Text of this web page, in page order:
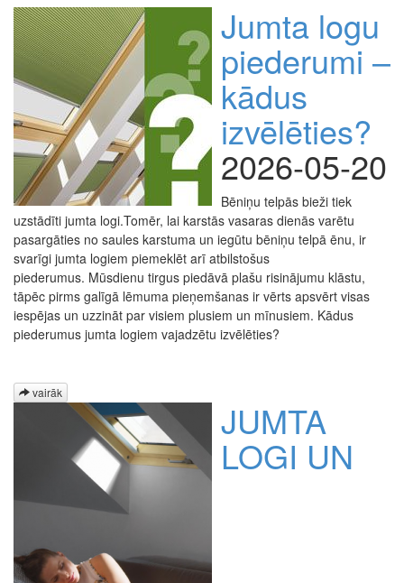
Jumta logu
piederumi –
kādus
izvēlēties?
2026-05-20
Bēniņu telpās bieži tiek
uzstādīti jumta logi.Tomēr, lai karstās vasaras dienās varētu
pasargāties no saules karstuma un iegūtu bēniņu telpā ēnu, ir
svarīgi jumta logiem piemeklēt arī atbilstošus
piederumus. Mūsdienu tirgus piedāvā plašu risinājumu klāstu,
tāpēc pirms galīgā lēmuma pieņemšanas ir vērts apsvērt visas
iespējas un uzzināt par visiem plusiem un mīnusiem. Kādus
piederumus jumta logiem vajadzētu izvēlēties?
vairāk
JUMTA
LOGI UN